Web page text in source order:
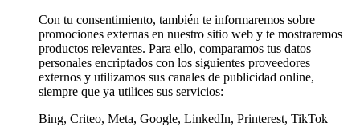
Con tu consentimiento, también te informaremos sobre
promociones externas en nuestro sitio web y te mostraremos
productos relevantes. Para ello, comparamos tus datos
personales encriptados con los siguientes proveedores
externos y utilizamos sus canales de publicidad online,
siempre que ya utilices sus servicios:
Bing, Criteo, Meta, Google, LinkedIn, Printerest, TikTok